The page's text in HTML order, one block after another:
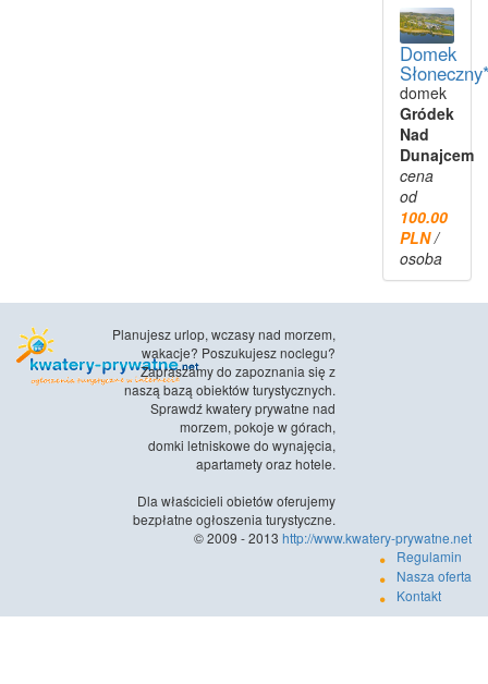
Domek
domek
Gródek
Nad
Dunajcem
cena
od
100.00
PLN/
osoba
Planujesz urlop, wczasy nad morzem,
wakacje? Poszukujesz noclegu?
Zapraszamy do zapoznania się z
naszą bazą obiektów turystycznych.
Sprawdź kwatery prywatne nad
morzem, pokoje w górach,
domki letniskowe do wynajęcia,
apartamety oraz hotele.
Dla właścicieli obietów oferujemy
bezpłatne ogłoszenia turystyczne.
© 2009 - 2013 http://www.kwatery-prywatne.net
Regulamin
Nasza oferta
Kontakt